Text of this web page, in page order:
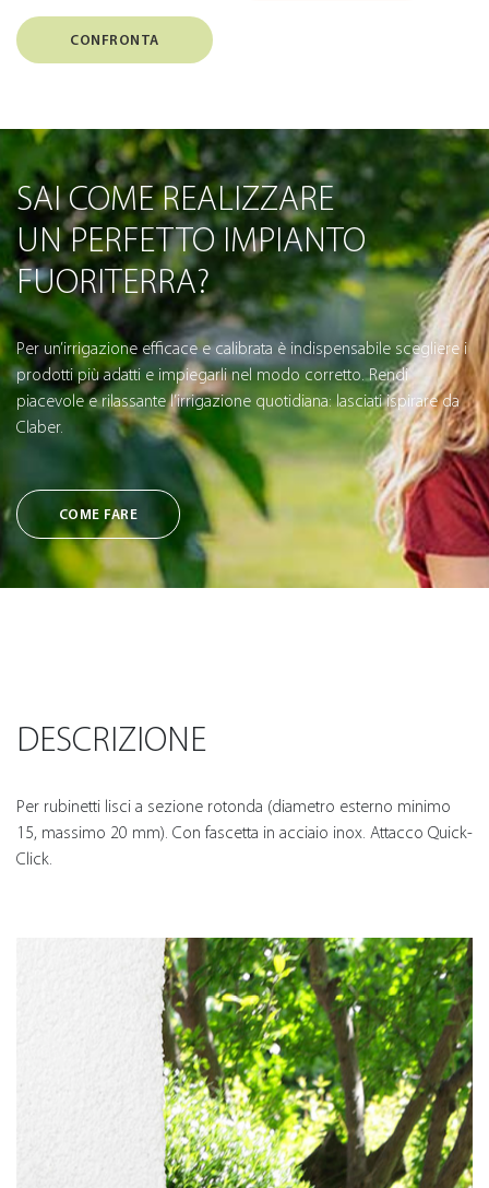
CONFRONTA
SAI COME REALIZZARE
UN PERFETTO IMPIANTO
FUORITERRA?
Per un’irrigazione efficace e calibrata è indispensabile scegliere i
prodotti più adatti e impiegarli nel modo corretto. Rendi
piacevole e rilassante l’irrigazione quotidiana: lasciati ispirare da
Claber.
COME FARE
DESCRIZIONE
Per rubinetti lisci a sezione rotonda (diametro esterno minimo
15, massimo 20 mm). Con fascetta in acciaio inox. Attacco Quick-
Click.